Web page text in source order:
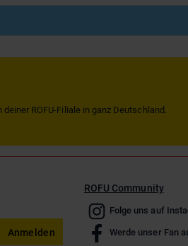
ROFU-Filiale in ganz Deutschland.
Anmelden
ROFU Community
Folge uns auf
Werde unser Fan